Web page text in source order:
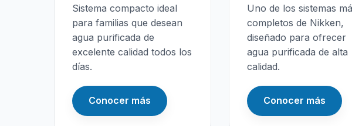
Sistema compacto ideal
para familias que desean
agua purificada de
excelente calidad todos los
días.
Conocer más
Uno de los sistemas
completos de Nikken,
diseñado para ofrecer
agua purificada de alta
calidad.
Conocer más